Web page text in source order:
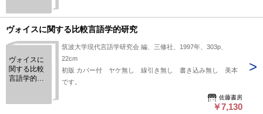
Mittelalters.
Verfasserlexikon
ヴォイスに関する比較言語学的研究
ヴォイスに
関する比較
言語学的研
筑波大学現代言語学研究会 編、三修社、1997年、303p、
22cm
初版 カバー付 ヤケ無し 線引き無し 書き込み無し 美本
です。
佐藤書房
￥7,130